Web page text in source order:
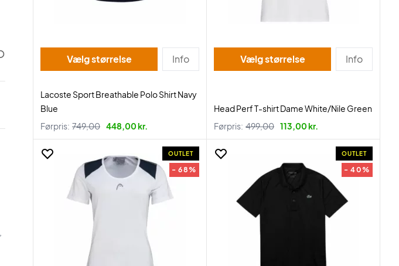
Vælg størrelse Info
Lacoste Sport Breathable Polo Shirt Navy
Blue
Førpris: 749,00 448,00 kr.
Vælg størrelse Info
Head Perf T-shirt Dame White/Nile Green
Førpris: 499,00 113,00 kr.
OUTLET
- 68%
OUTLET
- 40%